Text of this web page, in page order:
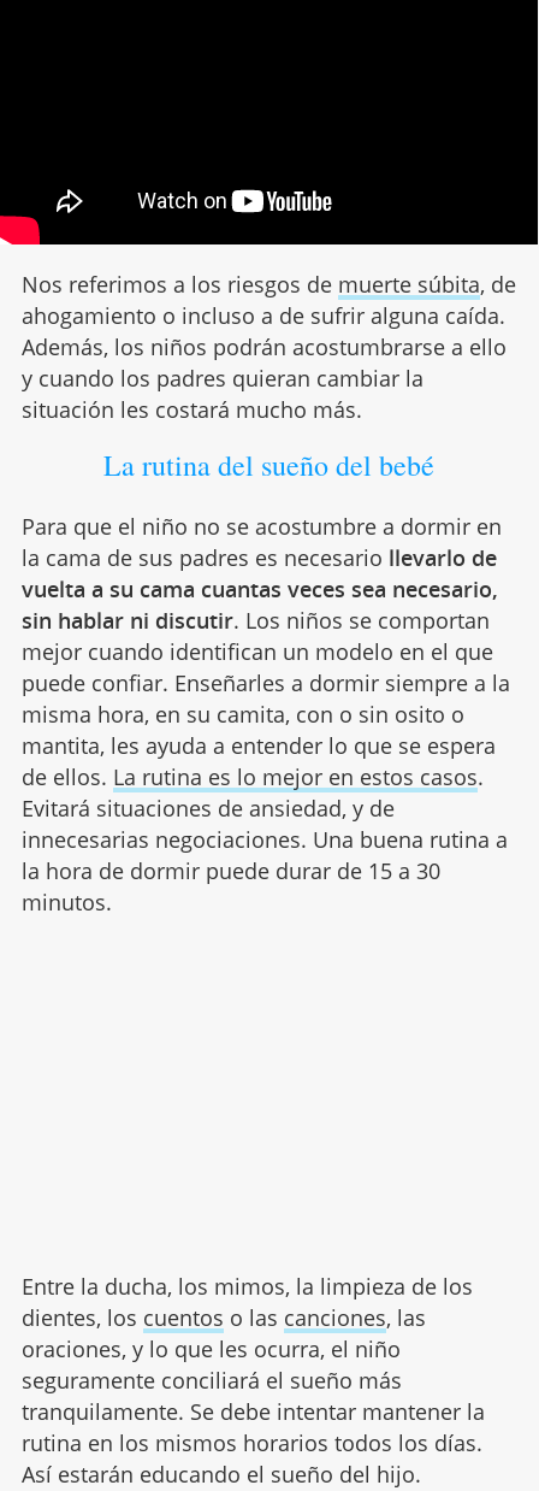
Nos referimos a los riesgos de muerte súbita, de
ahogamiento o incluso a de sufrir alguna caída.
Además, los niños podrán acostumbrarse a ello
y cuando los padres quieran cambiar la
situación les costará mucho más.
La rutina del sueño del bebé
Para que el niño no se acostumbre a dormir en
la cama de sus padres es necesario llevarlo de
vuelta a su cama cuantas veces sea necesario,
sin hablar ni discutir. Los niños se comportan
mejor cuando identifican un modelo en el que
puede confiar. Enseñarles a dormir siempre a la
misma hora, en su camita, con o sin osito o
mantita, les ayuda a entender lo que se espera
de ellos. La rutina es lo mejor en estos casos.
Evitará situaciones de ansiedad, y de
innecesarias negociaciones. Una buena rutina a
la hora de dormir puede durar de 15 a 30
minutos.
Entre la ducha, los mimos, la limpieza de los
dientes, los cuentos o las canciones, las
oraciones, y lo que les ocurra, el niño
seguramente conciliará el sueño más
tranquilamente. Se debe intentar mantener la
rutina en los mismos horarios todos los días.
Así estarán educando el sueño del hijo.